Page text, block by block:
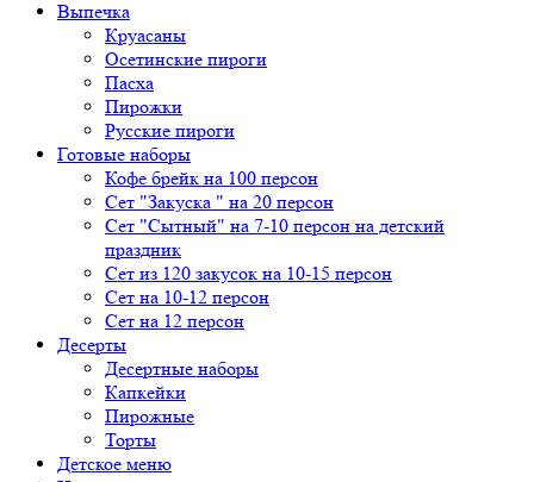
Выпечка
Круасаны
Осетинские пироги
Пасха
Пирожки
Русские пироги
Готовые наборы
Кофе брейк на 100 персон
Сет "Закуска " на 20 персон
Сет "Сытный" на 7-10 персон на детский
праздник
Сет из 120 закусок на 10-15 персон
Сет на 10-12 персон
Сет на 12 персон
Десерты
Десертные наборы
Капкейки
Пирожные
Торты
Детское меню